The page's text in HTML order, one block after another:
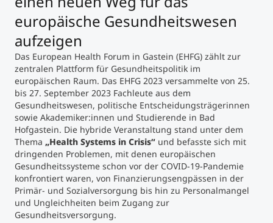
Management-Seminare
Technische Weiterbildung
Maßgeschneiderte Programme
Studienberatung
Executive Education Finder
europäische Gesundheitswesen
aufzeigen
Das European Health Forum in Gastein (EHFG) zählt zur
zentralen Plattform für Gesundheitspolitik im
europäischen Raum. Das EHFG 2023 versammelte von 25.
bis 27. September 2023 Fachleute aus dem
Gesundheitswesen, politische Entscheidungsträgerinnen
sowie Akademiker:innen und Studierende in Bad
Hofgastein. Die hybride Veranstaltung stand unter dem
Thema „Health Systems in Crisis“ und befasste sich mit
dringenden Problemen, mit denen europäischen
Gesundheitssysteme schon vor der COVID-19-Pandemie
konfrontiert waren, von Finanzierungsengpässen in der
Primär- und Sozialversorgung bis hin zu Personalmangel
und Ungleichheiten beim Zugang zur
Gesundheitsversorgung.